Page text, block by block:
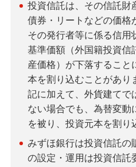
投資信託は、その信託財
債券・リートなどの価格
その発行者等に係る信用
基準価額（外国籍投資信
産価格）が下落すること
本を割り込むことがあり
記に加えて、外貨建てで
ない場合でも、為替変動
を被り、投資元本を割り
みずほ銀行は投資信託の
の設定・運用は投資信託